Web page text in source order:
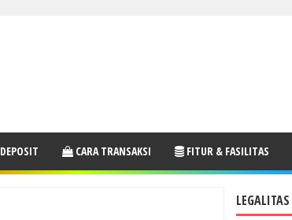
CARA TRANSAKSI FITUR & FASILITAS